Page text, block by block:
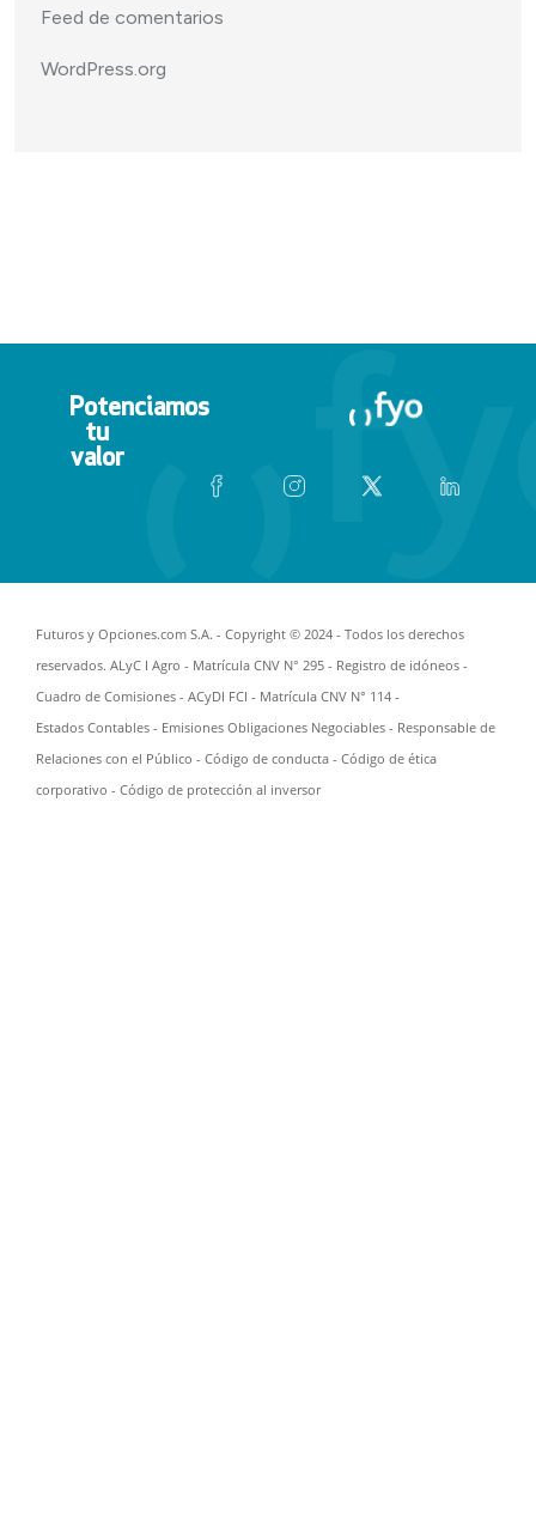
Feed de comentarios
WordPress.org
Potenciamos
tu
valor
Futuros y Opciones.com S.A. - Copyright © 2024 - Todos los derechos
reservados. ALyC I Agro - Matrícula CNV N° 295 - Registro de idóneos -
Cuadro de Comisiones - ACyDI FCI - Matrícula CNV N° 114 -
Estados Contables - Emisiones Obligaciones Negociables - Responsable de
Relaciones con el Público - Código de conducta - Código de ética
corporativo - Código de protección al inversor